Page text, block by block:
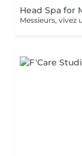
Head Spa for